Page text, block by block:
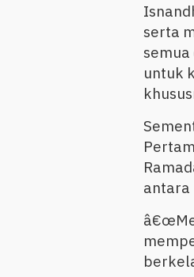
serta
untuk
antara